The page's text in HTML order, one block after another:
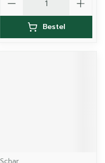
Bestel